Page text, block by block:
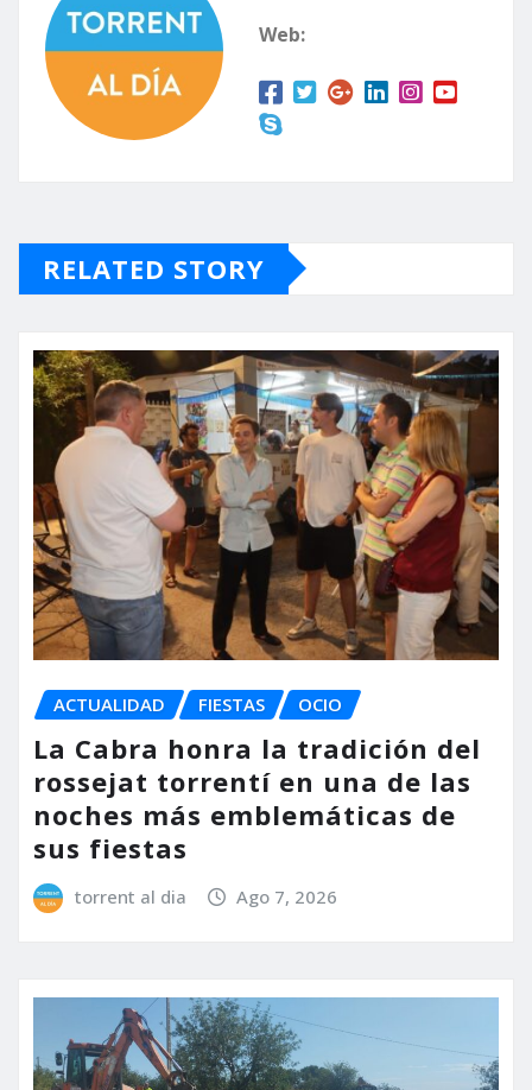
Web:
RELATED STORY
ACTUALIDAD FIESTAS OCIO
La Cabra honra la tradición del
rossejat torrentí en una de las
noches más emblemáticas de
sus fiestas
torrent al dia Ago 7, 2026